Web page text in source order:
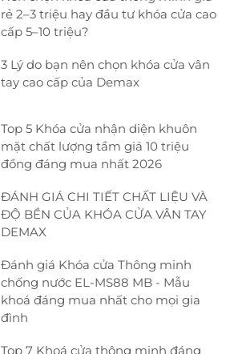
rẻ 2–3 triệu hay đầu tư khóa cửa cao
cấp 5–10 triệu?
3 Lý do bạn nên chọn khóa cửa vân
tay cao cấp của Demax
Top 5 Khóa cửa nhận diện khuôn
mặt chất lượng tầm giá 10 triệu
đồng đáng mua nhất 2026
ĐÁNH GIÁ CHI TIẾT CHẤT LIỆU VÀ
ĐỘ BỀN CỦA KHÓA CỬA VÂN TAY
DEMAX
Đánh giá Khóa cửa Thông minh
chống nước EL-MS88 MB - Mẫu
khoá đáng mua nhất cho mọi gia
đình
Top 7 Khoá cửa thông minh đáng